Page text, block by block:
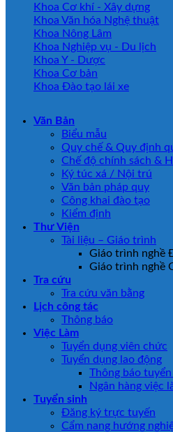
Khoa Cơ khí - Xây dựng
Khoa Văn hóa Nghệ thuật
Khoa Nông Lâm
Khoa Nghiệp vụ - Du lịch
Khoa Y - Dược
Khoa Cơ bản
Khoa Đào tạo lái xe
Văn Bản
Biểu mẫu
Quy chế & Quy định
Chế độ chính sách &
Ký túc xá / Nội trú
Văn bản pháp quy
Công khai đào tạo
Kiểm định
Thư Viện
Tài liệu – Giáo trình
Giáo trình nghề
Giáo trình nghề
Tra cứu
Tra cứu văn bằng
Lịch công tác
Thông báo
Việc Làm
Tuyển dụng viên chức
Tuyển dụng lao động
Thông báo
Ngân hàng việc
Tuyển sinh
Đăng ký trực tuyến
Cẩm nang hướng